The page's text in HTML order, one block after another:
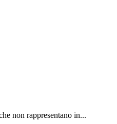
non rappresentano in...